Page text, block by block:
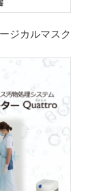
ジカルマスク